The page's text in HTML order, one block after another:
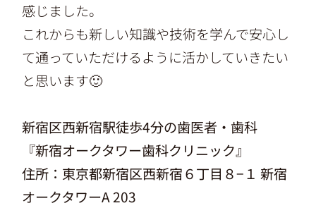
感じました。
これからも新しい知識や技術を学んで安心し
て通っていただけるように活かしていきたい
と思います🙂
新宿区西新宿駅徒歩4分の歯医者・歯科
『新宿オークタワー歯科クリニック』
住所： 東京都新宿区西新宿６丁目８−１ 新宿
オークタワーA 203